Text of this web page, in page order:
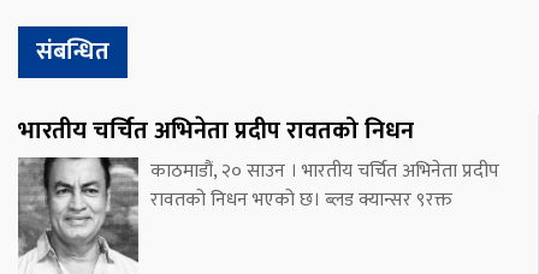
संबन्धित
भारतीय चर्चित अभिनेता प्रदीप रावतको निधन
काठमाडौं, २० साउन । भारतीय चर्चित अभिनेता प्रदीप
रावतको निधन भएको छ। ब्लड क्यान्सर ९रक्त